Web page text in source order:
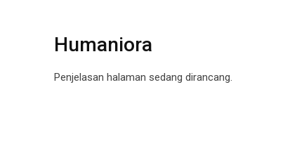
Humaniora
Penjelasan halaman sedang dirancang.